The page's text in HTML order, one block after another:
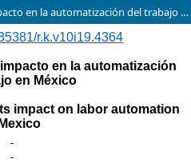
Inteligencia artificial y su impacto en la automatización del trabajo en México